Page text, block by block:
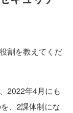
割を教えてくだ
2022年4月にも
、2課体制にな